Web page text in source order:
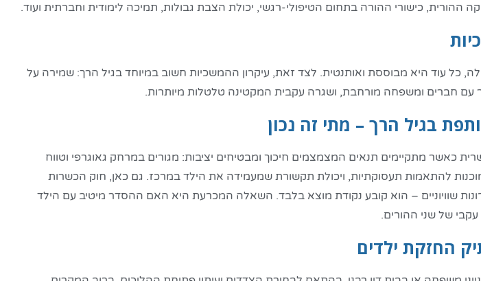
ההורית, כישורי ההורה בתחום הטיפולי-רגשי, יכולת הצבת גבולות, תמיכה לימודית וחברתית ועוד.
כל עוד היא מבוססת ואותנטית. לצד זאת, עיקרון ההמשכיות חשוב במיוחד בגיל הרך: שמירה על
חברים ומשפחה מורחבת, ושגרה עקבית המקטינה טלטלות מיותרות.
בגיל הרך – מתי זה נכון
הורית משותפת בגילאי 0-6 אפשרית כאשר מתקיימים תנאים המצמצמים חיכוך ומבטיחים יציבות: מגורים במרחק גאוגרפי וטווח
מוכנות להתאמות תעסוקתיות, ויכולת תקשורת שמעמידה את הילד במרכז. גם כאן, חוק הכשרות
שוויוניים – הוא קובע נקודת מוצא בלבד. השאלה המכרעת היא האם ההסדר מיטיב עם הילד
של שני ההורים.
החזקת ילדים